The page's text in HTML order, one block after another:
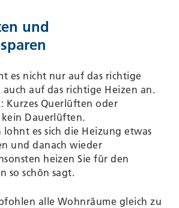
und
es nicht nur auf das richtige
auf das richtige Heizen an.
Kurzes Querlüften oder
Dauerlüften.
lohnt es sich die Heizung etwas
und danach wieder
heizen Sie für den
so schön sagt.
alle Wohnräume gleich zu